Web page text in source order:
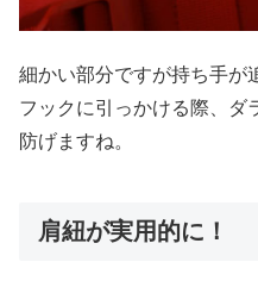
細かい部分ですが持ち手が
フックに引っかける際、ダ
防げますね。
肩紐が実用的に！